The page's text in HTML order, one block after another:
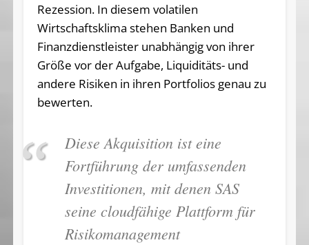
Rezession. In diesem volatilen
Wirtschaftsklima stehen Banken und
Finanzdienstleister unabhängig von ihrer
Größe vor der Aufgabe, Liquiditäts- und
andere Risiken in ihren Portfolios genau zu
bewerten.
Diese Akquisition ist eine
Fortführung der umfassenden
Investitionen, mit denen SAS
seine cloudfähige Plattform für
Risikomanagement